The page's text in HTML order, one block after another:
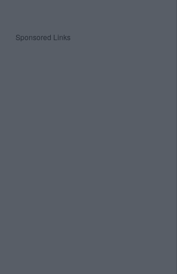
Sponsored Links